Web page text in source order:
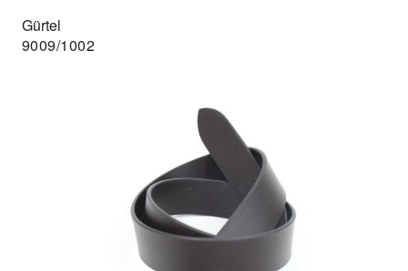
Gürtel
9009/1002